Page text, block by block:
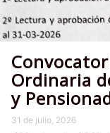
Ordinaria
y
31 de julio, 2026